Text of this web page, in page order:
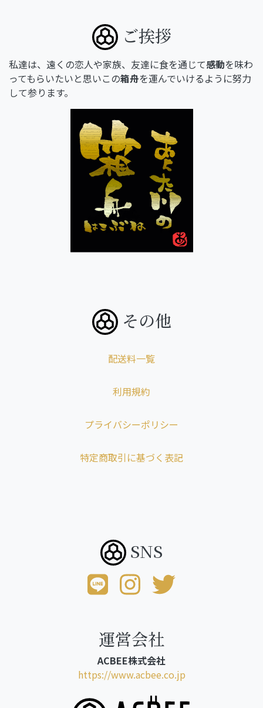
ご挨拶
私達は、遠くの恋人や家族、友達に食を通じて感動を味わ
ってもらいたいと思いこの箱舟を運んでいけるように努力
して参ります。
その他
配送料一覧
利用規約
プライバシーポリシー
特定商取引に基づく表記
SNS
運営会社
ACBEE株式会社
https://www.acbee.co.jp